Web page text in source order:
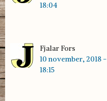
18:04
---
Fjalar Fors
10 november, 2018 -
18:15